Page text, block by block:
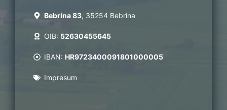
Bebrina 83, 35254 Bebrina
OIB: 52630455645
IBAN: HR9723400091801000005
Impresum